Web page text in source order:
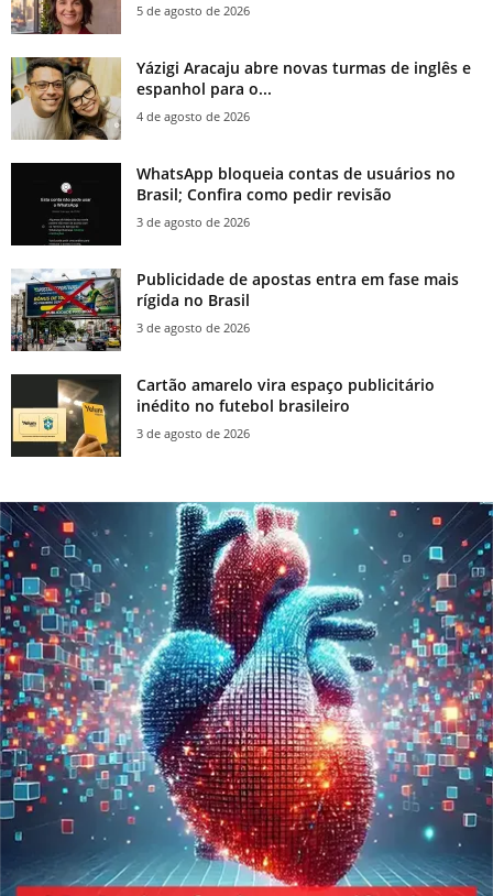
5 de agosto de 2026
Yázigi Aracaju abre novas turmas de inglês e
espanhol para o...
4 de agosto de 2026
WhatsApp bloqueia contas de usuários no
Brasil; Confira como pedir revisão
3 de agosto de 2026
Publicidade de apostas entra em fase mais
rígida no Brasil
3 de agosto de 2026
Cartão amarelo vira espaço publicitário
inédito no futebol brasileiro
3 de agosto de 2026